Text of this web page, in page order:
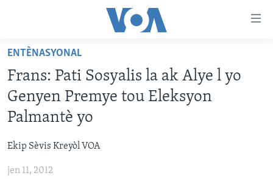
Skip
main
content
Skip
to
main
Navigation
Skip
AMERIK LATIN
VIDEO
FLASHPOINT IKRÈN
ENTÈNASYONAL
Frans: Pati Sosyalis la ak Alye l yo
Genyen Premye tou Eleksyon
Palmantè yo
Ekip Sèvis Kreyòl VOA
jen 11, 2012